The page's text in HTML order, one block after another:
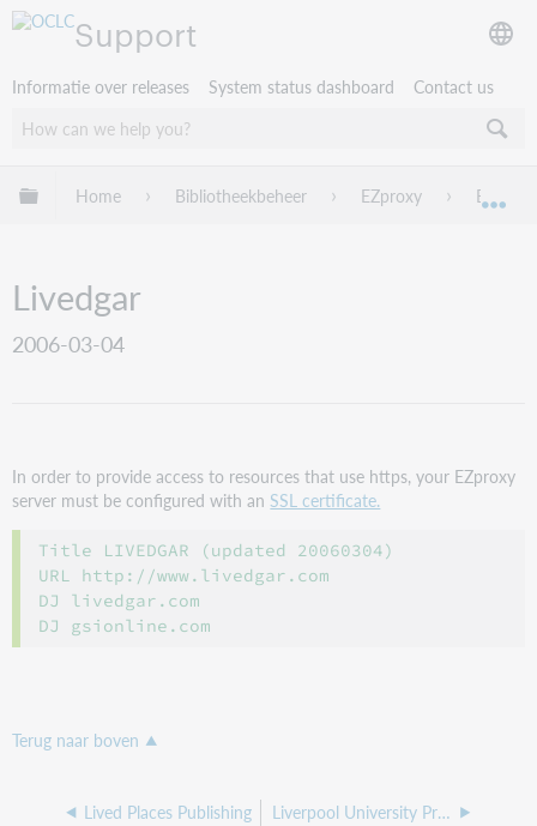
Support
Informatie over releases System status dashboard Contact us
Mondiale hiërarchie uitvouwen / samenvouwen
Home Bibliotheekbeheer EZproxy
Livedgar
2006-03-04
In order to provide access to resources that use https, your EZproxy
server must be configured with an SSL certificate.
Title LIVEDGAR (updated 20060304)
URL http://www.livedgar.com
DJ livedgar.com
Terug naar boven
Lived Places Publishing Liverpool University Press